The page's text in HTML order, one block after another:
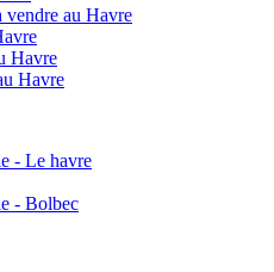
vendre au Havre
Havre
Havre
- Le havre
- Bolbec